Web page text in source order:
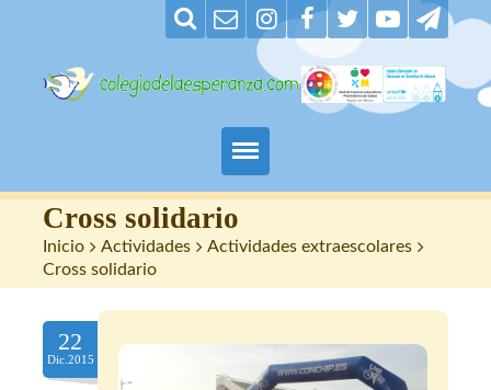
Padres
Alumnos
Maestros
Nuestro centro
Cross solidario
Inicio > Actividades > Actividades extraescolares >
Cross solidario
22
Dic.2015